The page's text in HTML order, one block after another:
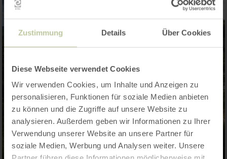
Zustimmung Details Über Cookies
Diese Webseite verwendet Cookies
Wir verwenden Cookies, um Inhalte und Anzeigen zu
personalisieren, Funktionen für soziale Medien anbieten
zu können und die Zugriffe auf unsere Website zu
analysieren. Außerdem geben wir Informationen zu Ihrer
Verwendung unserer Website an unsere Partner für
soziale Medien, Werbung und Analysen weiter. Unsere